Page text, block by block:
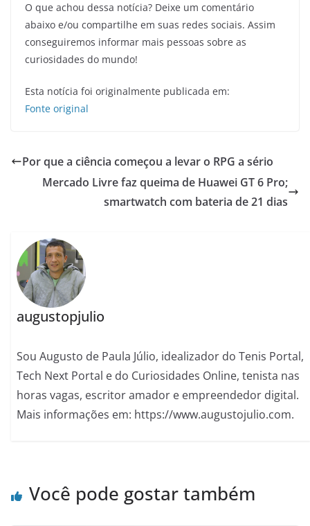
O que achou dessa notícia? Deixe um comentário
abaixo e/ou compartilhe em suas redes sociais. Assim
conseguiremos informar mais pessoas sobre as
curiosidades do mundo!
Esta notícia foi originalmente publicada em:
Fonte original
Por que a ciência começou a levar o RPG a sério
Mercado Livre faz queima de Huawei GT 6 Pro;
smartwatch com bateria de 21 dias
augustopjulio
Sou Augusto de Paula Júlio, idealizador do Tenis Portal,
Tech Next Portal e do Curiosidades Online, tenista nas
horas vagas, escritor amador e empreendedor digital.
Mais informações em: https://www.augustojulio.com.
Você pode gostar também